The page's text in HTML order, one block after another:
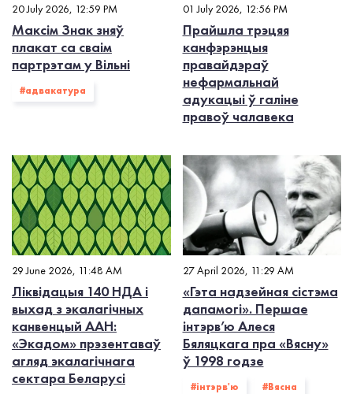
20 July 2026, 12:59 PM
Максім Знак зняў
плакат са сваім
партрэтам у Вільні
#адвакатура
01 July 2026, 12:56 PM
Прайшла трэцяя
канфэрэнцыя
правайдэраў
нефармальнай
адукацыі ў галіне
правоў чалавека
29 June 2026, 11:48 AM
Ліквідацыя 140 НДА і
выхад з экалагiчных
канвенцый ААН:
«Экадом» прэзентаваў
агляд экалагічнага
сектара Беларусі
27 April 2026, 11:29 AM
«Гэта надзейная сістэма
дапамогі». Першае
інтэрв’ю Алеся
Бяляцкага пра «Вясну»
ў 1998 годзе
#інтэрв'ю #Вясна